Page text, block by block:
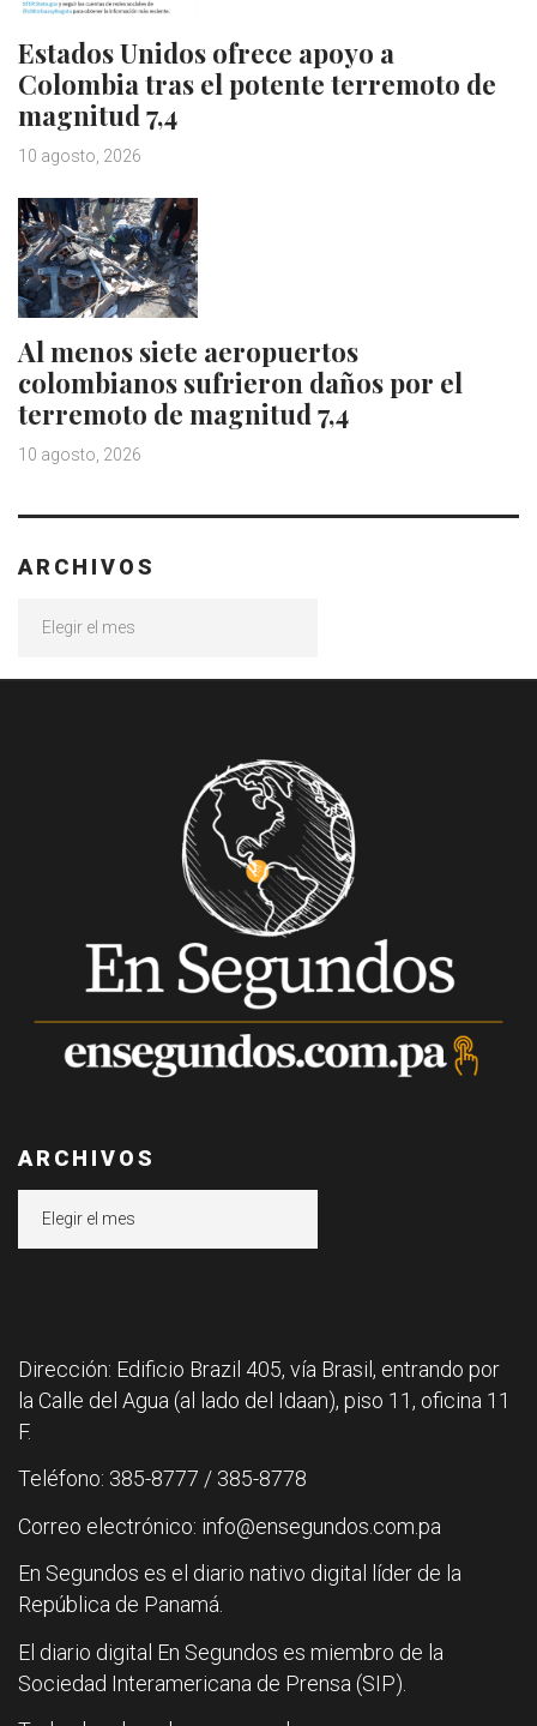
Estados Unidos ofrece apoyo a
Colombia tras el potente terremoto de
magnitud 7,4
10 agosto, 2026
Al menos siete aeropuertos
colombianos sufrieron daños por el
terremoto de magnitud 7,4
10 agosto, 2026
ARCHIVOS
ARCHIVOS
Dirección: Edificio Brazil 405, vía Brasil, entrando por
la Calle del Agua (al lado del Idaan), piso 11, oficina 11
F.
Teléfono: 385-8777 / 385-8778
Correo electrónico: info@ensegundos.com.pa
En Segundos es el diario nativo digital líder de la
República de Panamá.
El diario digital En Segundos es miembro de la
Sociedad Interamericana de Prensa (SIP).